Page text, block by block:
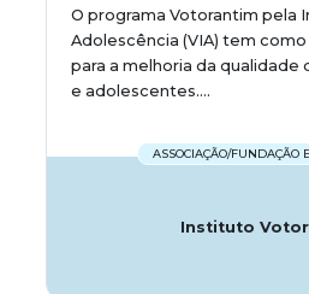
O programa Votorantim pela
Adolescência (VIA) tem
para a melhoria da qualidade
e adolescentes....
ASSOCIAÇÃO/FUNDAÇÃO
Instituto